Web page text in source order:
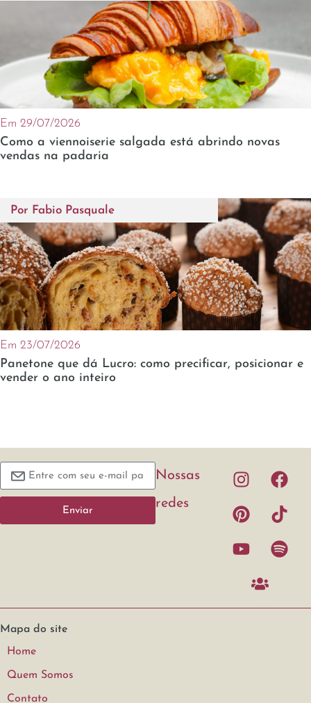
Em 29/07/2026
Como a viennoiserie salgada está abrindo novas
vendas na padaria
Por Fabio Pasquale
Em 23/07/2026
Panetone que dá Lucro: como precificar, posicionar e
vender o ano inteiro
Enviar
Nossas
redes
Mapa do site
Home
Quem Somos
Contato